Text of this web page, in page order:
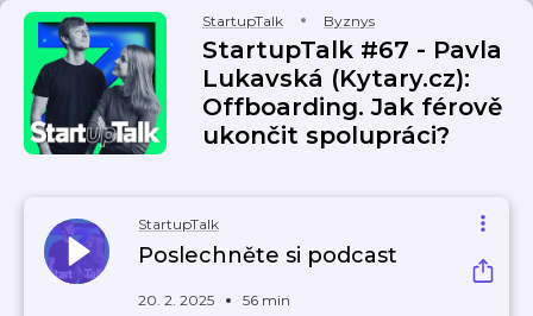
StartupTalk Byznys
StartupTalk #67 - Pavla
Lukavská (Kytary.cz):
Offboarding. Jak férově
ukončit spolupráci?
StartupTalk
Poslechněte si podcast
20. 2. 2025 56 min